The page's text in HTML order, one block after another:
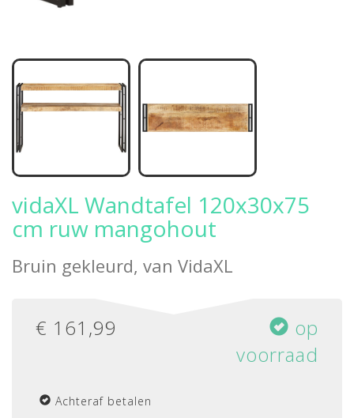
vidaXL Wandtafel 120x30x75
cm ruw mangohout
Bruin gekleurd, van VidaXL
€ 161,99
op
voorraad
Achteraf betalen